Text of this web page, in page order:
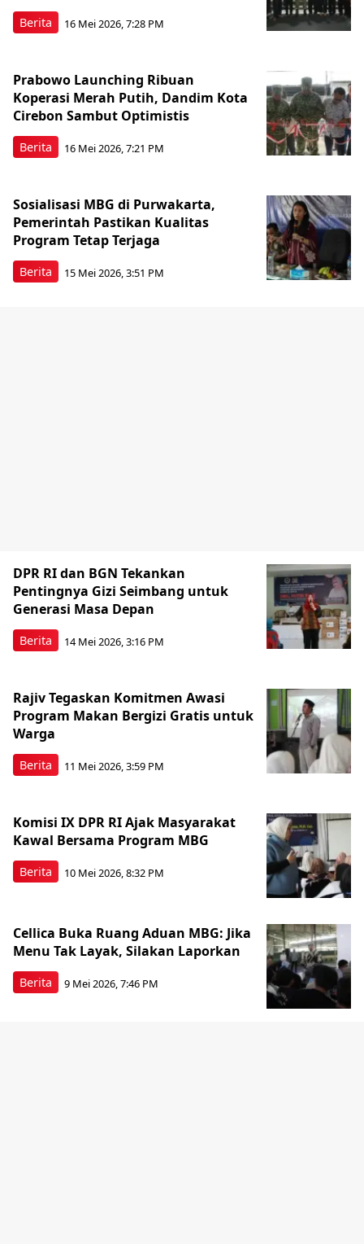
Berita 16 Mei 2026, 7:28 PM
Berita
Prabowo Launching Ribuan
Koperasi Merah Putih, Dandim Kota
Cirebon Sambut Optimistis
16 Mei 2026, 7:21 PM
Berita
Sosialisasi MBG di Purwakarta,
Pemerintah Pastikan Kualitas
Program Tetap Terjaga
15 Mei 2026, 3:51 PM
Berita
DPR RI dan BGN Tekankan
Pentingnya Gizi Seimbang untuk
Generasi Masa Depan
14 Mei 2026, 3:16 PM
Berita
Rajiv Tegaskan Komitmen Awasi
Program Makan Bergizi Gratis untuk
Warga
11 Mei 2026, 3:59 PM
Berita
Komisi IX DPR RI Ajak Masyarakat
Kawal Bersama Program MBG
10 Mei 2026, 8:32 PM
Berita
Cellica Buka Ruang Aduan MBG: Jika
Menu Tak Layak, Silakan Laporkan
9 Mei 2026, 7:46 PM